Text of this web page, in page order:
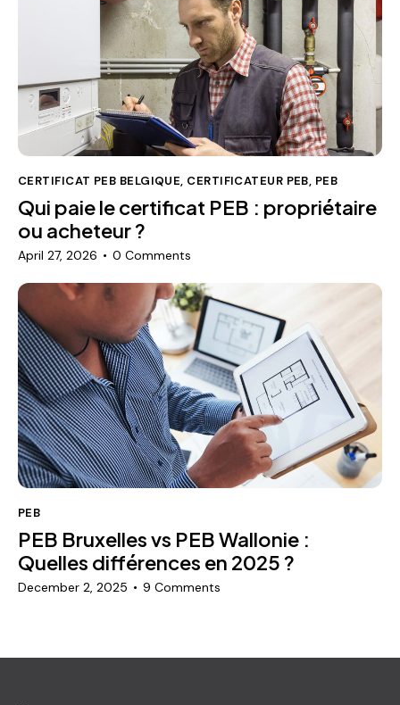
CERTIFICAT PEB BELGIQUE, CERTIFICATEUR PEB, PEB
Qui paie le certificat PEB : propriétaire
ou acheteur ?
April 27, 2026 0 Comments
PEB
PEB Bruxelles vs PEB Wallonie :
Quelles différences en 2025 ?
December 2, 2025 9 Comments